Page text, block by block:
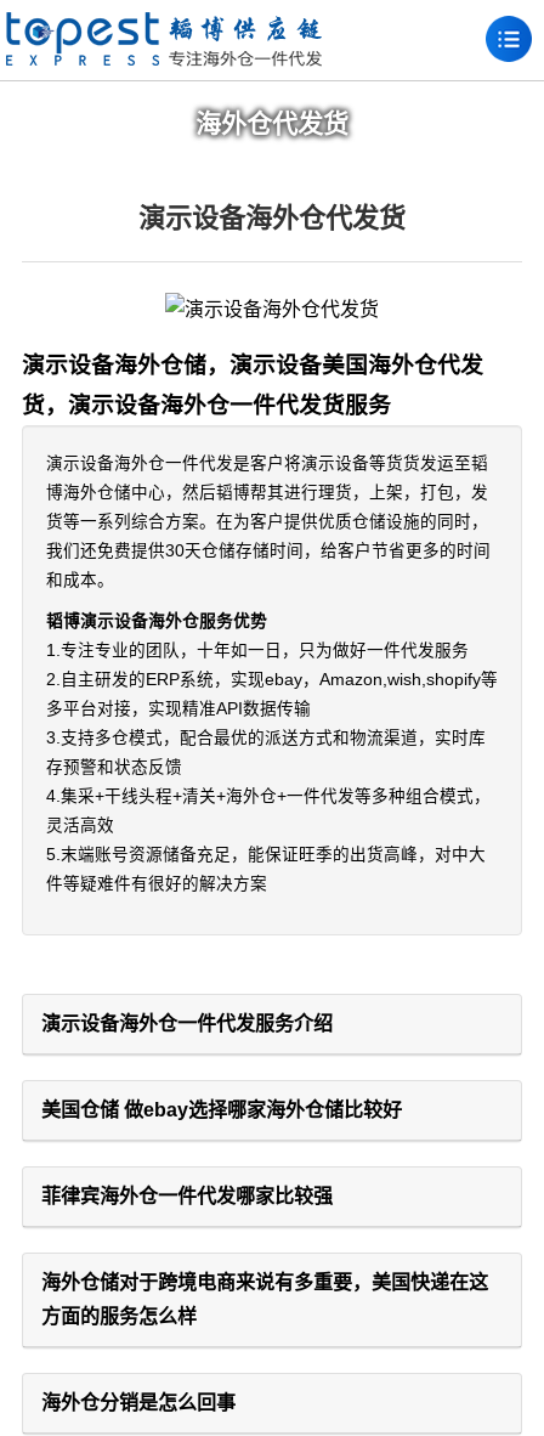
海外仓代发货
演示设备海外仓代发货
演示设备海外仓储，演示设备美国海外仓代发
货，演示设备海外仓一件代发货服务
演示设备海外仓一件代发是客户将演示设备等货货发运至韬
博海外仓储中心，然后韬博帮其进行理货，上架，打包，发
货等一系列综合方案。在为客户提供优质仓储设施的同时，
我们还免费提供30天仓储存储时间，给客户节省更多的时间
和成本。
韬博演示设备海外仓服务优势
1.专注专业的团队，十年如一日，只为做好一件代发服务
2.自主研发的ERP系统，实现ebay，Amazon,wish,shopify等
多平台对接，实现精准API数据传输
3.支持多仓模式，配合最优的派送方式和物流渠道，实时库
存预警和状态反馈
4.集采+干线头程+清关+海外仓+一件代发等多种组合模式，
灵活高效
5.末端账号资源储备充足，能保证旺季的出货高峰，对中大
件等疑难件有很好的解决方案
演示设备海外仓一件代发服务介绍
美国仓储 做ebay选择哪家海外仓储比较好
菲律宾海外仓一件代发哪家比较强
海外仓储对于跨境电商来说有多重要，美国快递在这
方面的服务怎么样
海外仓分销是怎么回事